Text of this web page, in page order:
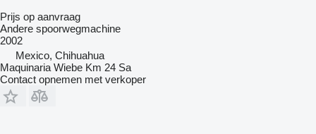
Prijs op aanvraag
Andere spoorwegmachine
2002
Mexico, Chihuahua
Maquinaria Wiebe Km 24 Sa
Contact opnemen met verkoper